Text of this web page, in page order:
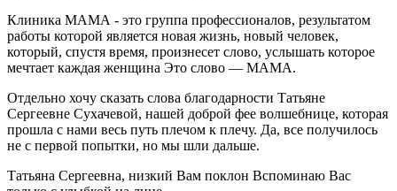
Клиника МАМА - это группа профессионалов, результатом
работы которой является новая жизнь, новый человек,
который, спустя время, произнесет слово, услышать которое
мечтает каждая женщина Это слово — МАМА.
Отдельно хочу сказать слова благодарности Татьяне
Сергеевне Сухачевой, нашей доброй фее волшебнице, которая
прошла с нами весь путь плечом к плечу. Да, все получилось
не с первой попытки, но мы шли дальше.
Татьяна Сергеевна, низкий Вам поклон Вспоминаю Вас